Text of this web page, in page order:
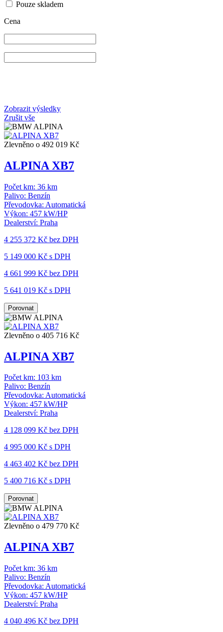
Pouze skladem
Cena
Zobrazit výsledky
Zrušit vše
Zlevněno o 492 019 Kč
ALPINA XB7
Počet km: 36 km
Palivo: Benzín
Převodovka: Automatická
Výkon: 457 kW/HP
Dealerství: Praha
4 255 372 Kč bez DPH
5 149 000 Kč s DPH
4 661 999 Kč bez DPH
5 641 019 Kč s DPH
Porovnat
Zlevněno o 405 716 Kč
ALPINA XB7
Počet km: 103 km
Palivo: Benzín
Převodovka: Automatická
Výkon: 457 kW/HP
Dealerství: Praha
4 128 099 Kč bez DPH
4 995 000 Kč s DPH
4 463 402 Kč bez DPH
5 400 716 Kč s DPH
Porovnat
Zlevněno o 479 770 Kč
ALPINA XB7
Počet km: 36 km
Palivo: Benzín
Převodovka: Automatická
Výkon: 457 kW/HP
Dealerství: Praha
4 040 496 Kč bez DPH